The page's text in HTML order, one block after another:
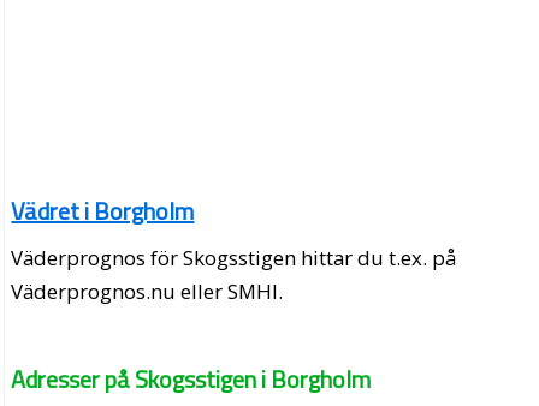
Vädret i Borgholm
Väderprognos för Skogsstigen hittar du t.ex. på
Väderprognos.nu eller SMHI.
Adresser på Skogsstigen i Borgholm